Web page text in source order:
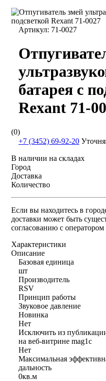
Артикул: 71-0027
батарея с
Rexant 71-
(0)
+7 (3452) 69-92-20
В наличии на складах
Город
Доставка
Количество
Если вы находитесь в
доставки может быть
согласованию с оператором
Характеристики
Описание
Базовая единица
шт
Производитель
RSV
Принцип работы
Звуковое давление
Новинка
Нет
Исключить из
на веб-витрине mag1c
Нет
Максимальная
дальность
0кв.м